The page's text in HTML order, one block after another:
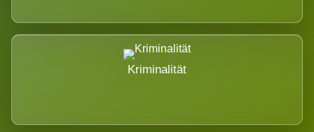
Kriminalität